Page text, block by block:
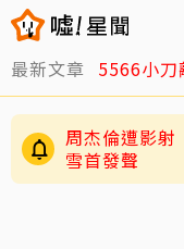
最新文章 5566小刀
周杰倫遭影射
雪首發聲